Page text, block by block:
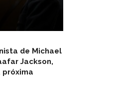
de Michael
Jackson,
próxima